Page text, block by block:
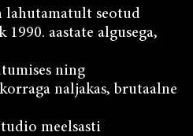
lahutamatult seotud
1990. aastate algusega,
ning
naljakas, brutaalne
meelsasti